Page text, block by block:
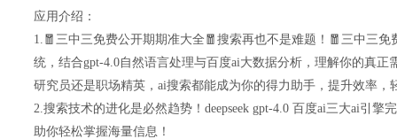
应用介绍：
1.🧧三中三免费公开期期准大全🧧搜索再也不是难题！🧧三中三免
统，结合gpt-4.0自然语言处理与百度ai大数据分析，理解你的真
研究员还是职场精英，ai搜索都能成为你的得力助手，提升效率，
2.搜索技术的进化是必然趋势！deepseek gpt-4.0 百度ai三大ai引
助你轻松掌握海量信息！